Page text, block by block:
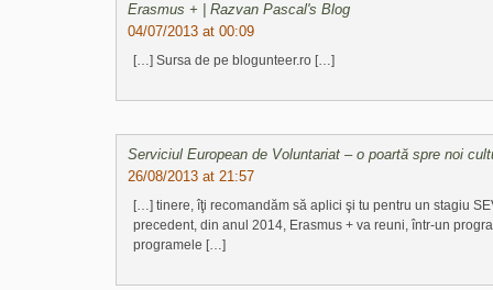
Erasmus + | Razvan Pascal's Blog
04/07/2013 at 00:09
[…] Sursa de pe blogunteer.ro […]
Serviciul European de Voluntariat – o poartă spre noi
26/08/2013 at 21:57
[…] tinere, îţi recomandăm să aplici şi tu pentru un stagiu
precedent, din anul 2014, Erasmus + va reuni, într-un
programele […]